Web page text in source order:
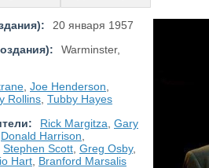
20 января 1957
Warminster,
Joe Henderson
Rollins Tubby Hayes
Rick Margitza Gary
Donald Harrison
Stephen Scott Greg Osby,
Hart Branford Marsalis